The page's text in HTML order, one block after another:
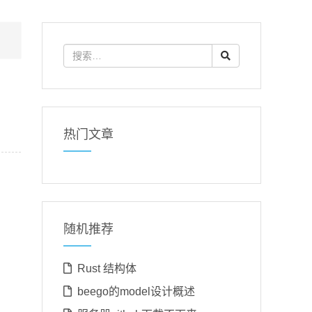
热门文章
随机推荐
Rust 结构体
beego的model设计概述